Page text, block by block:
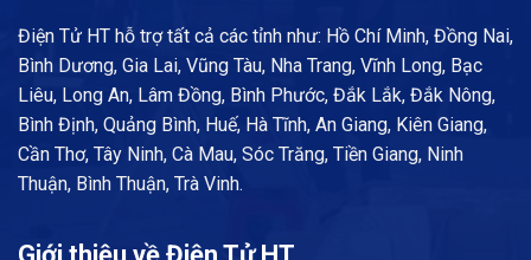
Điện Tử HT hỗ trợ tất cả các tỉnh như: Hồ Chí Minh, Đồng Nai,
Bình Dương, Gia Lai, Vũng Tàu, Nha Trang, Vĩnh Long, Bạc
Liêu, Long An, Lâm Đồng, Bình Phước, Đắk Lắk, Đắk Nông,
Bình Định, Quảng Bình, Huế, Hà Tĩnh, An Giang, Kiên Giang,
Cần Thơ, Tây Ninh, Cà Mau, Sóc Trăng, Tiền Giang, Ninh
Thuận, Bình Thuận, Trà Vinh.